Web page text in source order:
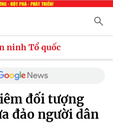
ninh Tổ quốc
đối tượng
đảo người dân